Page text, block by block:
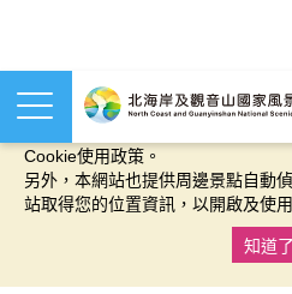
本網站使用cookies等相關技術以持
Cookie使用政策。
另外，本網站也提供周邊景點自動
站取得您的位置資訊，以開啟及使
知道了